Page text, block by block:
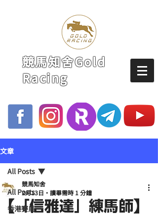
競馬知舍Gold
Racing
文章
All Posts
香港賽馬
All Posts
【「信雅達」練馬師】
競馬知舍
2月13日
讀畢需時 1 分鐘